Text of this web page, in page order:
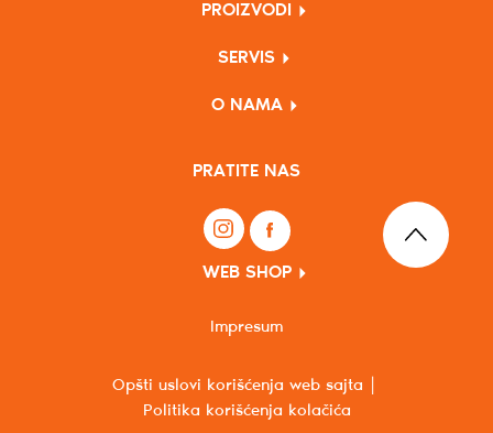
PROIZVODI
SERVIS
O NAMA
PRATITE NAS
WEB SHOP
Opšti uslovi korišćenja web sajta
Politika korišćenja kolačića
Impresum